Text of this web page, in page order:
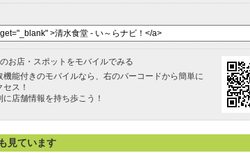
お店・スポットをモバイルでみる
機能付きのモバイルなら、右のバーコードから簡単に
セス！
に店舗情報を持ち歩こう！
見ています